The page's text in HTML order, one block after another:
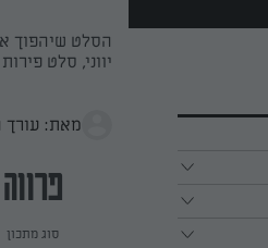
הסלט שיהפוך
יווני, סלט
מאת: עורך
פרווה
סוג מתכון